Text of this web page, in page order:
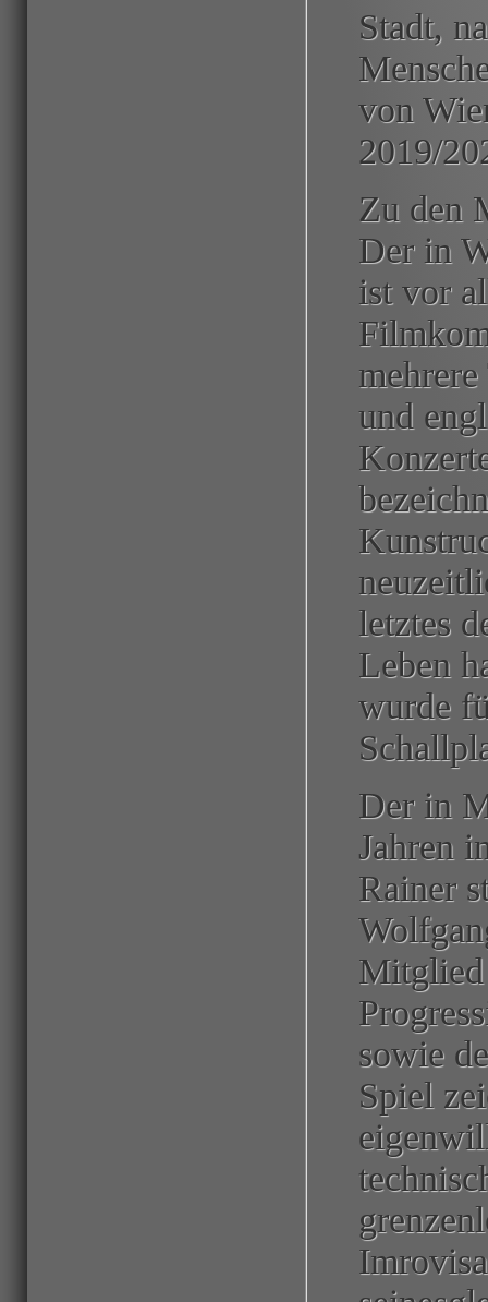
Stadt,
von
2019/
Zu den
Der in
ist vor
und
letztes
Leben
wurde
Der in
Jahren
Rainer
Mitglied
sowie
Spiel